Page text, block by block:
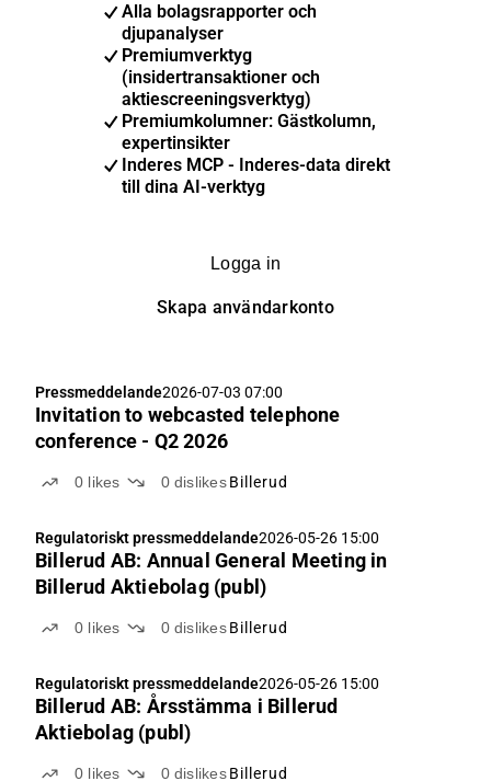
Alla bolagsrapporter och
djupanalyser
Premiumverktyg
(insidertransaktioner och
aktiescreeningsverktyg)
Premiumkolumner: Gästkolumn,
expertinsikter
Inderes MCP - Inderes-data direkt
till dina AI-verktyg
Logga in
Skapa användarkonto
Pressmeddelande2026-07-03 07:00
Invitation to webcasted telephone
conference - Q2 2026
0 likes 0 dislikes Billerud
Regulatoriskt pressmeddelande2026-05-26 15:00
Billerud AB: Annual General Meeting in
Billerud Aktiebolag (publ)
0 likes 0 dislikes Billerud
Regulatoriskt pressmeddelande2026-05-26 15:00
Billerud AB: Årsstämma i Billerud
Aktiebolag (publ)
0 likes 0 dislikes Billerud